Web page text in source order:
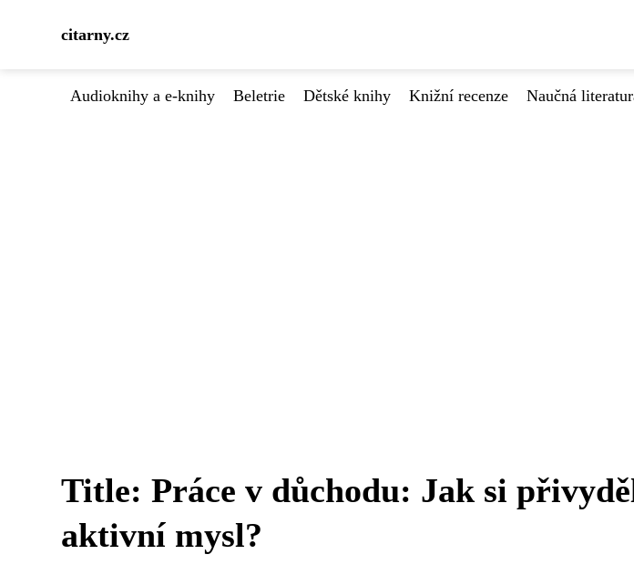
citarny.cz
Audioknihy a e-knihy Beletrie Dětské knihy Knižní recenze Naučná
Title: Práce v důchodu: Jak si
aktivní mysl?